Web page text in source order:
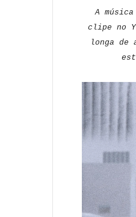
A
clipe no
longa de